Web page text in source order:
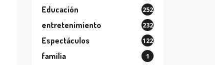
Educación 252
entretenimiento 232
Espectáculos 122
familia 1